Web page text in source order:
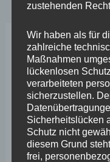
Neueste
Wefelscheid lehnt
VfL Kesselheim e.V.
Sanierung des
Engstelle in
zustehenden
Wir haben als für
zahlreiche
Maßnahmen
lückenlosen
verarbeiteten
sicherzustellen.
Sicherheitslücken
Schutz nicht
diesem Grund
frei,